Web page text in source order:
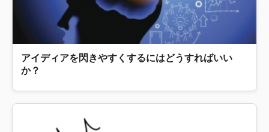
アイディアを閃きやすくするにはどうすればいい
か？